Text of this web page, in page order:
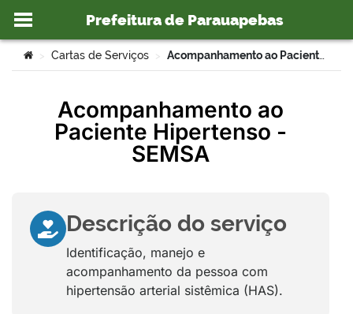
Ir para o conteúdo
Prefeitura de Parauapebas
Você está aqui:
> Cartas de Serviços > Acompanhamento ao Paciente Hipertenso – SEMSA
Acompanhamento ao
Paciente Hipertenso -
SEMSA
Descrição do serviço
Identificação, manejo e
acompanhamento da pessoa com
hipertensão arterial sistêmica (HAS).